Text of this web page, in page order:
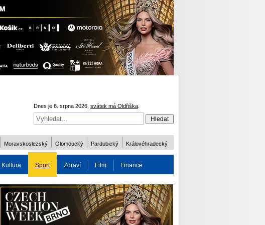
Dnes je 6. srpna 2026, svátek má Oldřiška
Moravskoslezský Olomoucký Pardubický Královéhradecký
Kultura Sport Zdraví Film Finance
Charita Osobnost Více ODM 2016